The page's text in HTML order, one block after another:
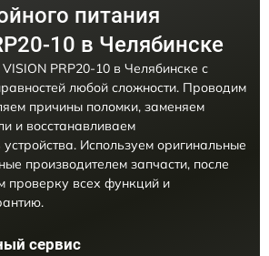
питания
10 в Челябинске
PRP20-10 в Челябинске с
любой сложности. Проводим
причины поломки, заменяем
и восстанавливаем
устройства. Используем оригинальные
производителем запчасти, после
проверку всех функций и
сервис